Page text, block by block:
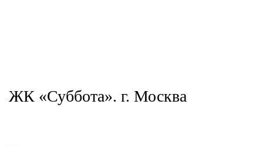
ЖК «Суббота». г. Москва